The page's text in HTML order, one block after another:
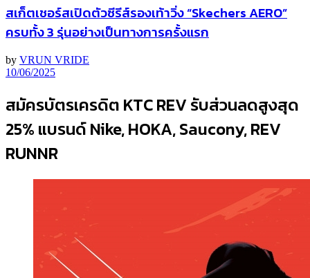
สเก็ตเชอร์สเปิดตัวซีรีส์รองเท้าวิ่ง “Skechers AERO”
ครบทั้ง 3 รุ่นอย่างเป็นทางการครั้งแรก
by VRUN VRIDE
10/06/2025
สมัครบัตรเครดิต KTC REV รับส่วนลดสูงสุด
25% แบรนด์ Nike, HOKA, Saucony, REV
RUNNR